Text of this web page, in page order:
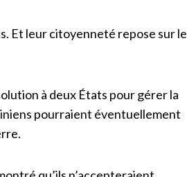
Et leur citoyenneté repose sur le
à deux États pour gérer la
pourraient éventuellement